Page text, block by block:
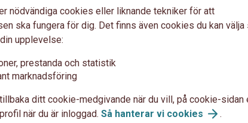
sannolikheten att du faktiskt kan betala
på olika saker bland annat kreditvärdighet
Det kan exempelvis vara hur många lån du
om lån, om du betalat tillbaka på lånen i tid,
gammal du är.
nödvändiga cookies eller liknande tekniker för att
ska fungera för dig. Det finns även cookies du kan välja
upplevelse:
prestanda och statistik
marknadsföring
ditt cookie-medgivande när du vill, på cookie-sidan
när du är inloggad. Så hanterar vi cookies .